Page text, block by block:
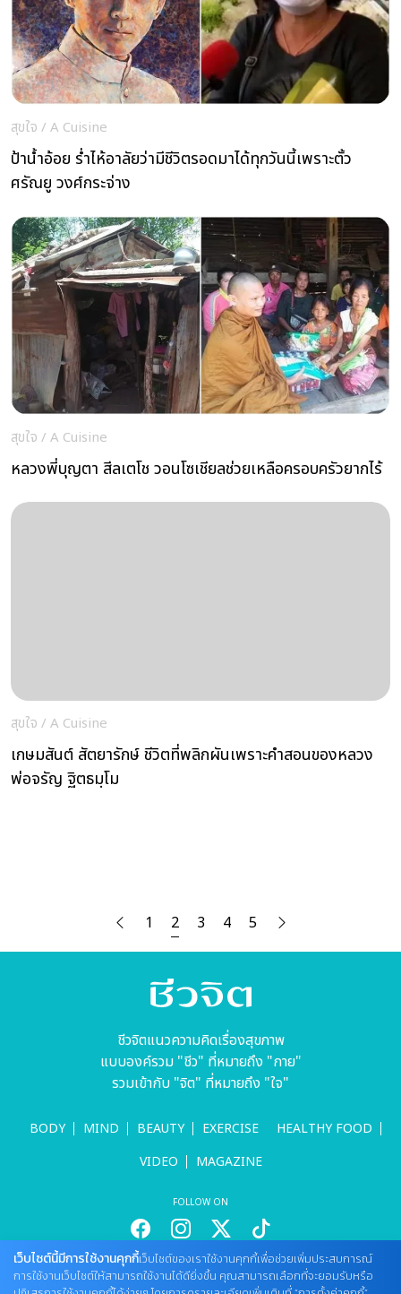
สุขใจ / A Cuisine
ป้าน้ำอ้อย ร่ำไห้อาลัยว่ามีชีวิตรอดมาได้ทุกวันนี้เพราะตั้ว
ศรัณยู วงศ์กระจ่าง
สุขใจ / A Cuisine
หลวงพี่บุญตา สีลเตโช วอนโซเชียลช่วยเหลือครอบครัวยากไร้
สุขใจ / A Cuisine
เกษมสันต์ สัตยารักษ์ ชีวิตที่พลิกผันเพราะคำสอนของหลวง
พ่อจรัญ ฐิตธมฺโม
1 2 3 4 5
ชีวจิตแนวความคิดเรื่องสุขภาพ
แบบองค์รวม "ชีว" ที่หมายถึง "กาย"
รวมเข้ากับ "จิต" ที่หมายถึง "ใจ"
BODY MIND BEAUTY EXERCISE
HEALTHY FOOD
VIDEO
MAGAZINE
FOLLOW ON
สนใจลงโฆษณากับเว็บไซต์
เว็บไซต์นี้มีการใช้งานคุกกี้เว็บไซต์ของเราใช้งานคุกกี้เพื่อช่วยเพิ่มประสบการณ์
การใช้งานเว็บไซต์ให้สามารถใช้งานได้ดียิ่งขึ้น คุณสามารถเลือกที่จะยอมรับหรือ